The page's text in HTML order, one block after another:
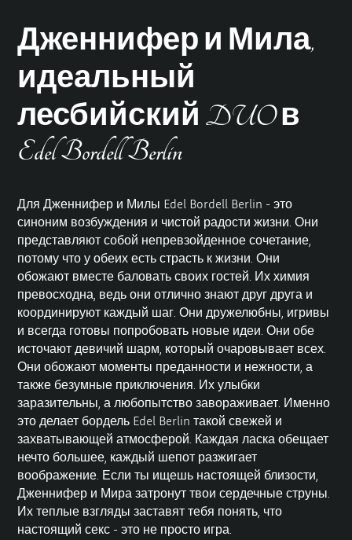
Дженнифер и Мила,
идеальный
лесбийский DUO в
Edel Bordell Berlin
Для Дженнифер и Милы Edel Bordell Berlin - это
синоним возбуждения и чистой радости жизни. Они
представляют собой непревзойденное сочетание,
потому что у обеих есть страсть к жизни. Они
обожают вместе баловать своих гостей. Их химия
превосходна, ведь они отлично знают друг друга и
координируют каждый шаг. Они дружелюбны, игривы
и всегда готовы попробовать новые идеи. Они обе
источают девичий шарм, который очаровывает всех.
Они обожают моменты преданности и нежности, а
также безумные приключения. Их улыбки
заразительны, а любопытство завораживает. Именно
это делает бордель Edel Berlin такой свежей и
захватывающей атмосферой. Каждая ласка обещает
нечто большее, каждый шепот разжигает
воображение. Если ты ищешь настоящей близости,
Дженнифер и Мира затронут твои сердечные струны.
Их теплые взгляды заставят тебя понять, что
настоящий секс - это не просто игра.